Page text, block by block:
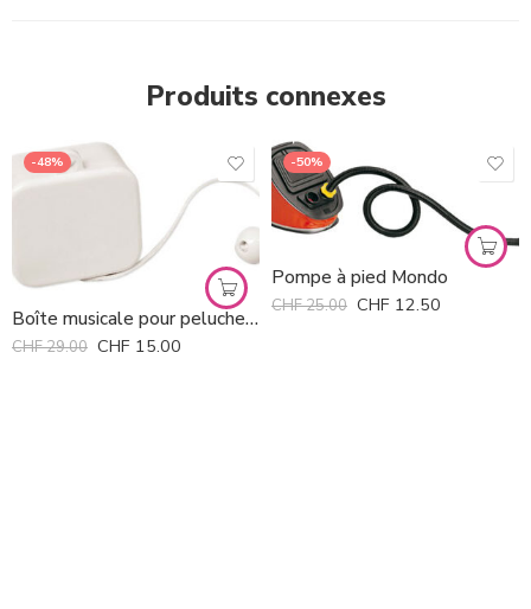
Produits connexes
-48%
Boîte musicale pour peluches MMM *
CHF29.00 CHF 15.00
-50%
Pompe à pied Mondo
CHF25.00 CHF 12.50